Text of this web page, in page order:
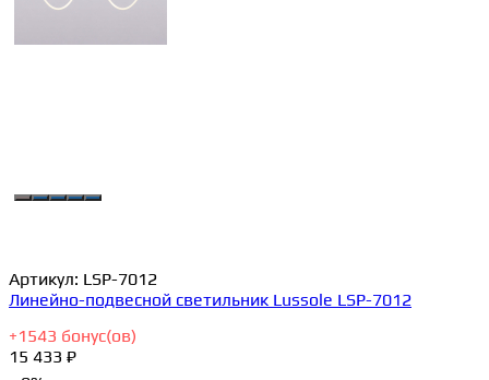
Артикул: LSP-7012
Линейно-подвесной светильник Lussole LSP-7012
+1543 бонус(ов)
15 433 ₽